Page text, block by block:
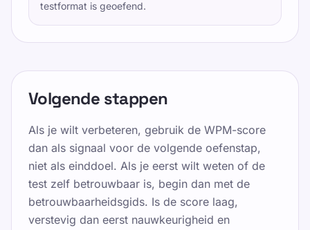
testformat is geoefend.
Volgende stappen
Als je wilt verbeteren, gebruik de WPM-score
dan als signaal voor de volgende oefenstap,
niet als einddoel. Als je eerst wilt weten of de
test zelf betrouwbaar is, begin dan met de
betrouwbaarheidsgids. Is de score laag,
verstevig dan eerst nauwkeurigheid en